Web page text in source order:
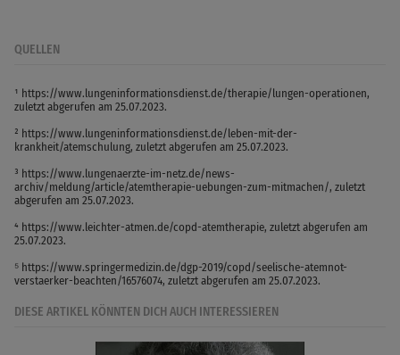
QUELLEN
¹ https://www.lungeninformationsdienst.de/therapie/lungen-operationen,
zuletzt abgerufen am 25.07.2023.
² https://www.lungeninformationsdienst.de/leben-mit-der-
krankheit/atemschulung, zuletzt abgerufen am 25.07.2023.
³ https://www.lungenaerzte-im-netz.de/news-
archiv/meldung/article/atemtherapie-uebungen-zum-mitmachen/, zuletzt
abgerufen am 25.07.2023.
⁴ https://www.leichter-atmen.de/copd-atemtherapie, zuletzt abgerufen am
25.07.2023.
⁵ https://www.springermedizin.de/dgp-2019/copd/seelische-atemnot-
verstaerker-beachten/16576074, zuletzt abgerufen am 25.07.2023.
DIESE ARTIKEL KÖNNTEN DICH AUCH INTERESSIEREN